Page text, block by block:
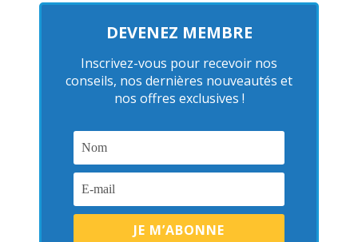
DEVENEZ MEMBRE
Inscrivez-vous pour recevoir nos
conseils, nos dernières nouveautés et
nos offres exclusives !